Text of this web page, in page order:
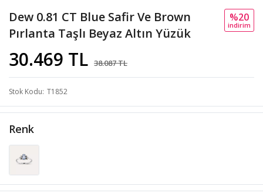
Dew 0.81 CT Blue Safir Ve Brown
Pırlanta Taşlı Beyaz Altın Yüzük
30.469 TL 38.087 TL
%20
i̇ndi̇ri̇m
Stok Kodu T1852
Renk